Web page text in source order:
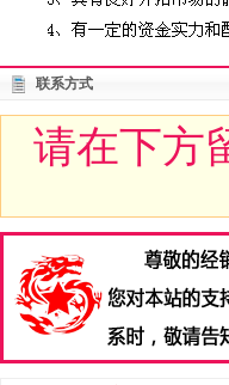
联系方式
请在下方